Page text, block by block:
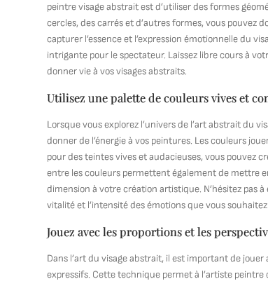
peintre visage abstrait est d’utiliser des formes
cercles, des carrés et d’autres formes, vous
capturer l’essence et l’expression émotionnelle du
intrigante pour le spectateur. Laissez libre cours à
donner vie à vos visages abstraits.
Utilisez une palette de couleurs vives et
Lorsque vous explorez l’univers de l’art abstrait du
donner de l’énergie à vos peintures. Les couleurs
pour des teintes vives et audacieuses, vous pouvez
entre les couleurs permettent également de mettre
dimension à votre création artistique. N’hésitez pas
vitalité et l’intensité des émotions que vous
Jouez avec les proportions et les
Dans l’art du visage abstrait, il est important de
expressifs. Cette technique permet à l’artiste